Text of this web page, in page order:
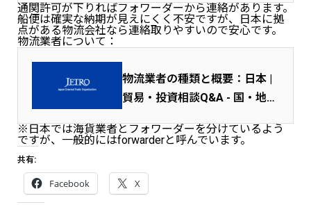
通関許可が下りればフォワーダーから連絡があります。
船便は確実な納期が見えにくく不安ですが、日本に拠
点がある物流会社なら連絡取りやすいので安心です。
物流業者について：
物流業者の種類と概要：日本 |
貿易・投資相談Q&A - 国・地域
※日本では海貨業者とフォワーダーを分けているよう
ですが、一般的にはforwarderと呼んでいます。
共有:
Facebook X